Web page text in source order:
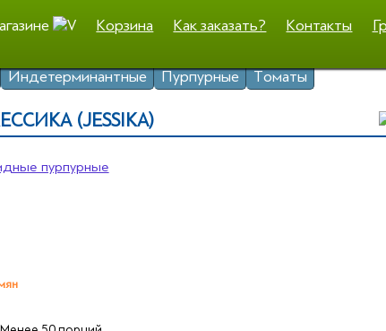
Корзина Как заказать? Контакты
(JESSIKA)
пурпурные